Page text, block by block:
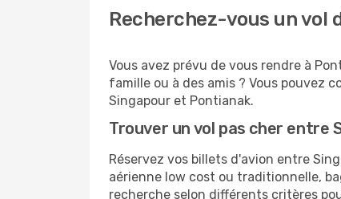
Recherchez-vous un vol
Vous avez prévu de vous rendre à
famille ou à des amis ? Vous pouvez
Singapour et Pontianak.
Trouver un vol pas cher entre
Réservez vos billets d'avion entre
aérienne low cost ou traditionnelle,
recherche selon différents critères